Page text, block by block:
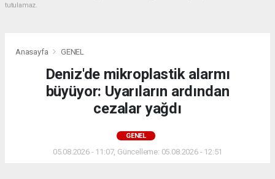
tutulamaz.
Anasayfa GENEL
Deniz'de mikroplastik alarmı
büyüyor: Uyarıların ardından
cezalar yağdı
GENEL
05.08.2026 - 11:07, Güncelleme: 05.08.2026 - 12:51